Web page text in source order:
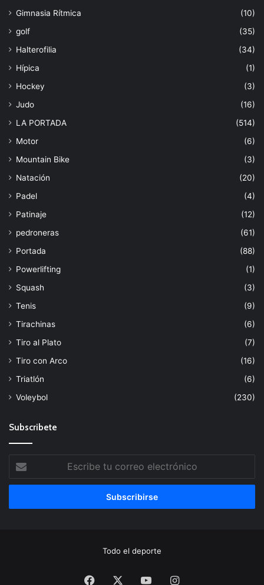
Gimnasia Rítmica
(10)
golf
(35)
Halterofilia
(34)
Hípica
(1)
Hockey
(3)
Judo
(16)
LA PORTADA
(514)
Motor
(6)
Mountain Bike
(3)
Natación
(20)
Padel
(4)
Patinaje
(12)
pedroneras
(61)
Portada
(88)
Powerlifting
(1)
Squash
(3)
Tenis
(9)
Tirachinas
(6)
Tiro al Plato
(7)
Tiro con Arco
(16)
Triatlón
(6)
Voleybol
(230)
Subscribete
tu
correo
Todo el deporte
Facebook YouTubeInstagram